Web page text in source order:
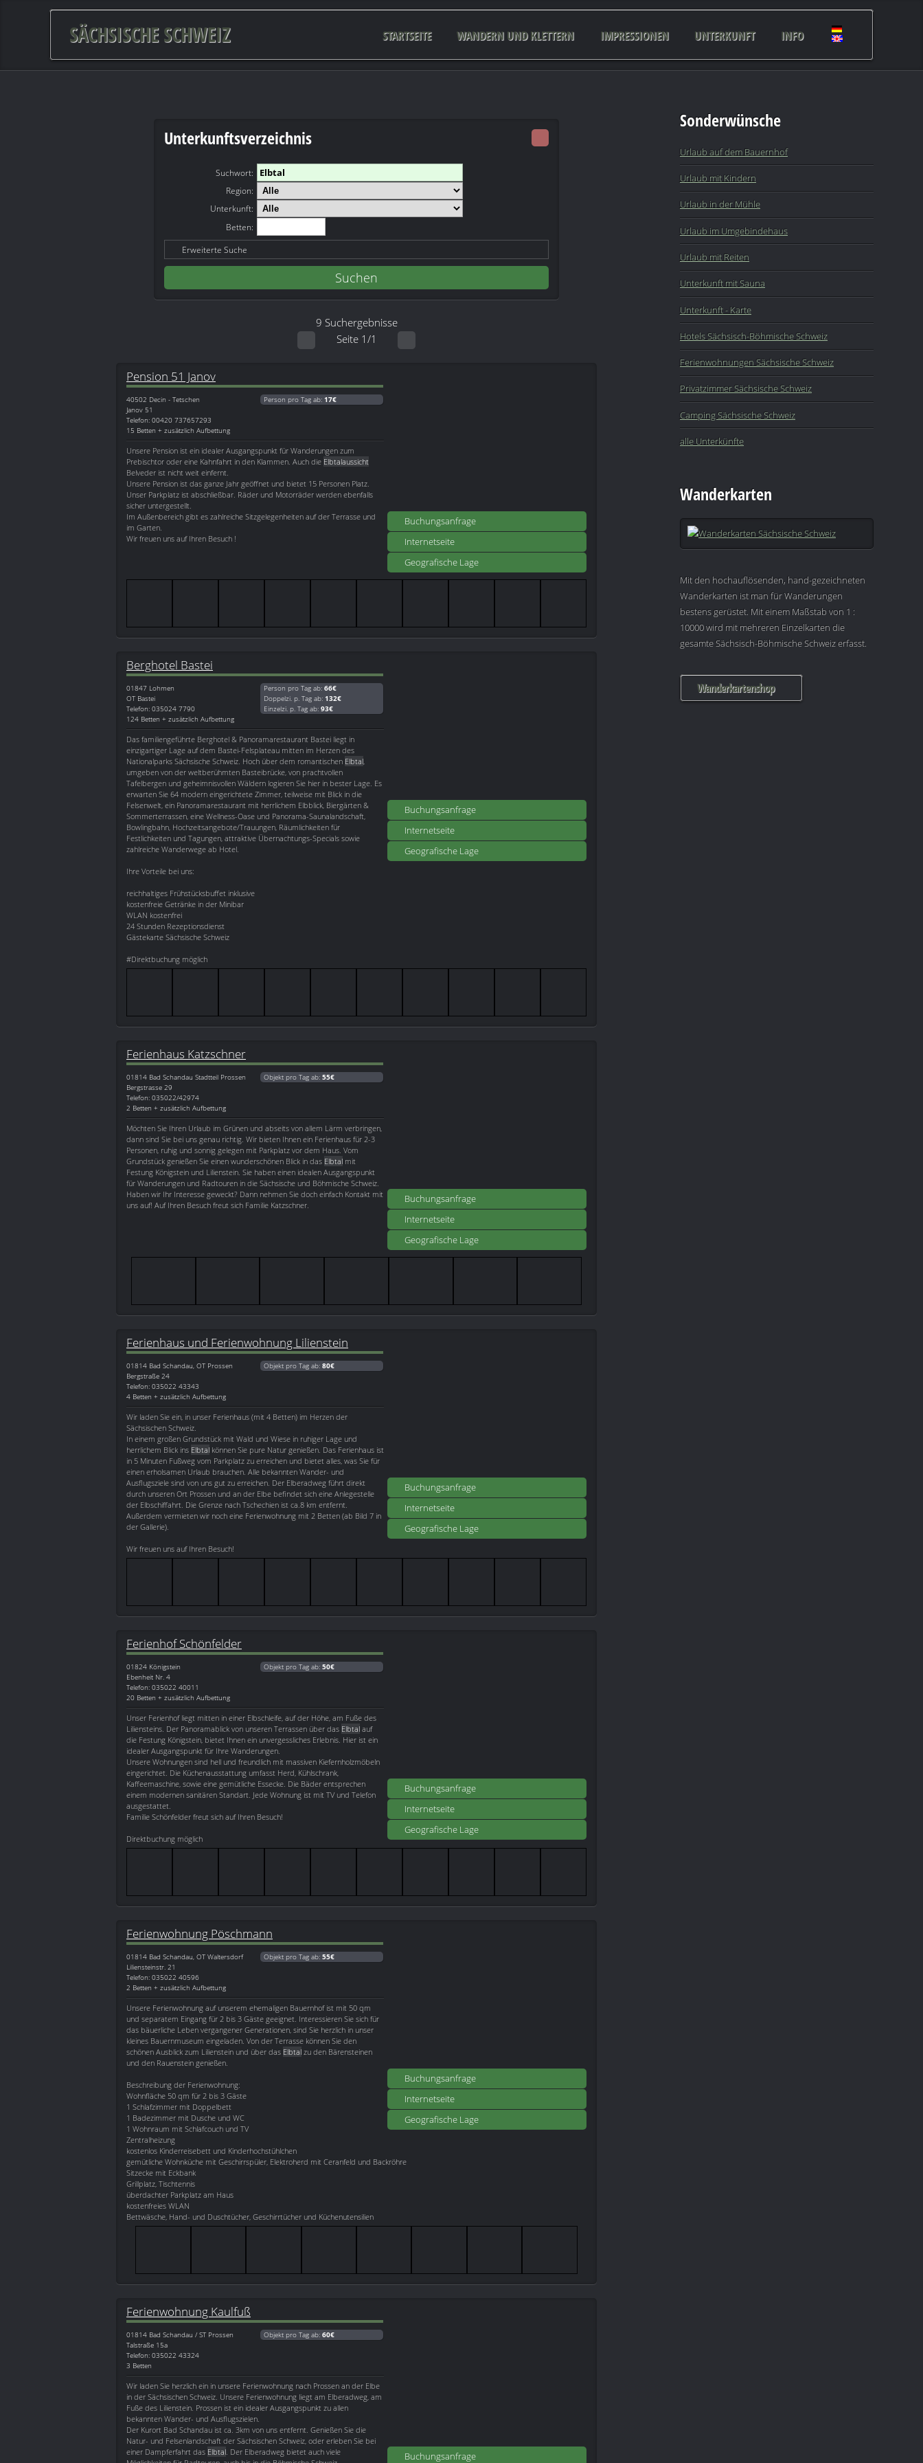
SÄCHSISCHE SCHWEIZ STARTSEITE WANDERN UND KLETTERN IMPRESSIONEN UNTERKUNFT INFO
Unterkunftsverzeichnis
Suchwort:
Region:
Unterkunft:
Betten:
Erweiterte Suche
9 Suchergebnisse
Seite 1/1
Buchungsanfrage
Internetseite
Geografische Lage
Pension 51 Janov
40502 Decin - Tetschen
Janov 51
Telefon: 00420 737657293
15 Betten + zusätzlich Aufbettung
Person pro Tag ab: 17€
Unsere Pension ist ein idealer Ausgangspunkt für Wanderungen zum
Prebischtor oder eine Kahnfahrt in den Klammen. Auch die Elbtalaussicht
Belveder ist nicht weit einfernt.
Unsere Pension ist das ganze Jahr geöffnet und bietet 15 Personen Platz.
Unser Parkplatz ist abschließbar. Räder und Motorräder werden ebenfalls
sicher untergestellt.
Im Außenbereich gibt es zahlreiche Sitzgelegenheiten auf der Terrasse und
im Garten.
Wir freuen uns auf Ihren Besuch !
Buchungsanfrage
Internetseite
Geografische Lage
Berghotel Bastei
01847 Lohmen
OT Bastei
Telefon: 035024 7790
124 Betten + zusätzlich Aufbettung
Person pro Tag ab: 66€
Doppelzi. p. Tag ab: 132€
Einzelzi. p. Tag ab: 93€
Das familiengeführte Berghotel & Panoramarestaurant Bastei liegt in
einzigartiger Lage auf dem Bastei-Felsplateau mitten im Herzen des
Nationalparks Sächsische Schweiz. Hoch über dem romantischen Elbtal,
umgeben von der weltberühmten Basteibrücke, von prachtvollen
Tafelbergen und geheimnisvollen Wäldern logieren Sie hier in bester Lage. Es
erwarten Sie 64 modern eingerichtete Zimmer, teilweise mit Blick in die
Felsenwelt, ein Panoramarestaurant mit herrlichem Elbblick, Biergärten &
Sommerterrassen, eine Wellness-Oase und Panorama-Saunalandschaft,
Bowlingbahn, Hochzeitsangebote/Trauungen, Räumlichkeiten für
Festlichkeiten und Tagungen, attraktive Übernachtungs-Specials sowie
zahlreiche Wanderwege ab Hotel.
Ihre Vorteile bei uns:
reichhaltiges Frühstücksbuffet inklusive
kostenfreie Getränke in der Minibar
WLAN kostenfrei
24 Stunden Rezeptionsdienst
Gästekarte Sächsische Schweiz
#Direktbuchung möglich
Buchungsanfrage
Internetseite
Geografische Lage
Ferienhaus Katzschner
01814 Bad Schandau Stadtteil Prossen
Bergstrasse 29
Telefon: 035022/42974
2 Betten + zusätzlich Aufbettung
Objekt pro Tag ab: 55€
Möchten Sie Ihren Urlaub im Grünen und abseits von allem Lärm verbringen,
dann sind Sie bei uns genau richtig. Wir bieten Ihnen ein Ferienhaus für 2-3
Personen, ruhig und sonnig gelegen mit Parkplatz vor dem Haus. Vom
Grundstück genießen Sie einen wunderschönen Blick in das Elbtal mit
Festung Königstein und Lilienstein. Sie haben einen idealen Ausgangspunkt
für Wanderungen und Radtouren in die Sächsische und Böhmische Schweiz.
Haben wir Ihr Interesse geweckt? Dann nehmen Sie doch einfach Kontakt mit
uns auf! Auf Ihren Besuch freut sich Familie Katzschner.
Buchungsanfrage
Internetseite
Geografische Lage
Ferienhaus und Ferienwohnung Lilienstein
01814 Bad Schandau, OT Prossen
Bergstraße 24
Telefon: 035022 43343
4 Betten + zusätzlich Aufbettung
Objekt pro Tag ab: 80€
Wir laden Sie ein, in unser Ferienhaus (mit 4 Betten) im Herzen der
Sächsischen Schweiz.
In einem großen Grundstück mit Wald und Wiese in ruhiger Lage und
herrlichem Blick ins Elbtal können Sie pure Natur genießen. Das Ferienhaus ist
in 5 Minuten Fußweg vom Parkplatz zu erreichen und bietet alles, was Sie für
einen erholsamen Urlaub brauchen. Alle bekannten Wander- und
Ausflugsziele sind von uns gut zu erreichen. Der Elberadweg führt direkt
durch unseren Ort Prossen und an der Elbe befindet sich eine Anlegestelle
der Elbschiffahrt. Die Grenze nach Tschechien ist ca.8 km entfernt.
Außerdem vermieten wir noch eine Ferienwohnung mit 2 Betten (ab Bild 7 in
der Gallerie).
Wir freuen uns auf Ihren Besuch!
Buchungsanfrage
Internetseite
Geografische Lage
Ferienhof Schönfelder
01824 Königstein
Ebenheit Nr. 4
Telefon: 035022 40011
20 Betten + zusätzlich Aufbettung
Objekt pro Tag ab: 50€
Unser Ferienhof liegt mitten in einer Elbschleife, auf der Höhe, am Fuße des
Liliensteins. Der Panoramablick von unseren Terrassen über das Elbtal auf
die Festung Königstein, bietet Ihnen ein unvergessliches Erlebnis. Hier ist ein
idealer Ausgangspunkt für Ihre Wanderungen.
Unsere Wohnungen sind hell und freundlich mit massiven Kiefernholzmöbeln
eingerichtet. Die Küchenausstattung umfasst Herd, Kühlschrank,
Kaffeemaschine, sowie eine gemütliche Essecke. Die Bäder entsprechen
einem modernen sanitären Standart. Jede Wohnung ist mit TV und Telefon
ausgestattet.
Familie Schönfelder freut sich auf Ihren Besuch!
Direktbuchung möglich
Buchungsanfrage
Internetseite
Geografische Lage
Ferienwohnung Pöschmann
01814 Bad Schandau, OT Waltersdorf
Liliensteinstr. 21
Telefon: 035022 40596
2 Betten + zusätzlich Aufbettung
Objekt pro Tag ab: 55€
Unsere Ferienwohnung auf unserem ehemaligen Bauernhof ist mit 50 qm
und separatem Eingang für 2 bis 3 Gäste geeignet. Interessieren Sie sich für
das bäuerliche Leben vergangener Generationen, sind Sie herzlich in unser
kleines Bauernmuseum eingeladen. Von der Terrasse können Sie den
schönen Ausblick zum Lilienstein und über das Elbtal zu den Bärensteinen
und den Rauenstein genießen.
Beschreibung der Ferienwohnung:
Wohnfläche 50 qm für 2 bis 3 Gäste
1 Schlafzimmer mit Doppelbett
1 Badezimmer mit Dusche und WC
1 Wohnraum mit Schlafcouch und TV
Zentralheizung
kostenlos Kinderreisebett und Kinderhochstühlchen
gemütliche Wohnküche mit Geschirrspüler, Elektroherd mit Ceranfeld und Backröhre
Sitzecke mit Eckbank
Grillplatz, Tischtennis
überdachter Parkplatz am Haus
kostenfreies WLAN
Bettwäsche, Hand- und Duschtücher, Geschirrtücher und Küchenutensilien
Buchungsanfrage
Ferienwohnung Kaulfuß
01814 Bad Schandau / ST Prossen
Talstraße 15a
Telefon: 035022 43324
3 Betten
Objekt pro Tag ab: 60€
Wir laden Sie herzlich ein in unsere Ferienwohnung nach Prossen an der Elbe
in der Sächsischen Schweiz. Unsere Ferienwohnung liegt am Elberadweg, am
Fuße des Lilienstein. Prossen ist ein idealer Ausgangspunkt zu allen
bekannten Wander- und Ausflugszielen.
Der Kurort Bad Schandau ist ca. 3km von uns entfernt. Genießen Sie die
Natur- und Felsenlandschaft der Sächsischen Schweiz, oder erleben Sie bei
einer Dampferfahrt das Elbtal. Der Elberadweg bietet auch viele
Sonderwünsche
Urlaub auf dem Bauernhof
Urlaub mit Kindern
Urlaub in der Mühle
Urlaub im Umgebindehaus
Urlaub mit Reiten
Unterkunft mit Sauna
Unterkunft - Karte
Hotels Sächsisch-Böhmische Schweiz
Ferienwohnungen Sächsische Schweiz
Privatzimmer Sächsische Schweiz
Camping Sächsische Schweiz
alle Unterkünfte
Wanderkarten
Mit den hochauflösenden, hand-gezeichneten
Wanderkarten ist man für Wanderungen
bestens gerüstet. Mit einem Maßstab von 1 :
10000 wird mit mehreren Einzelkarten die
gesamte Sächsisch-Böhmische Schweiz erfasst.
Wanderkartenshop